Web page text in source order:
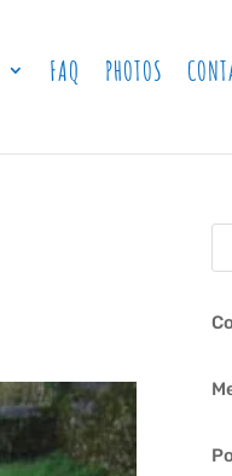
FAQ PHOTOS